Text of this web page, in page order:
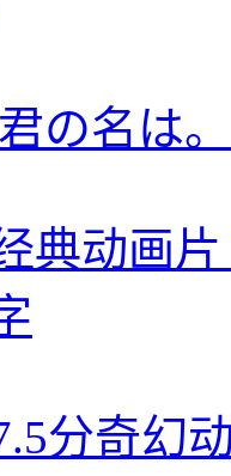
の名は
典动画
分奇幻